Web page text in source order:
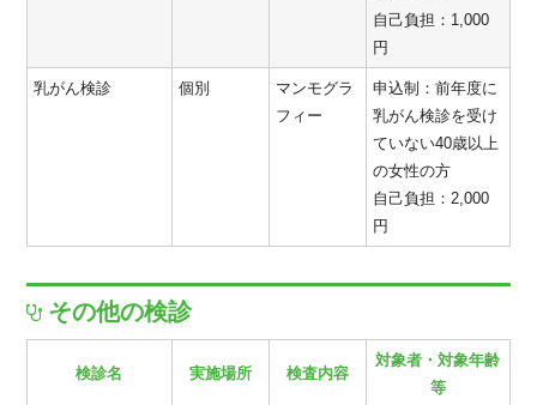
自己負担：1,000
円
乳がん検診 個別
マンモグラ
フィー
申込制：前年度に
乳がん検診を受け
ていない40歳以上
の女性の方
自己負担：2,000
円
その他の検診
検診名 実施場所 検査内容
対象者・対象年齢
等